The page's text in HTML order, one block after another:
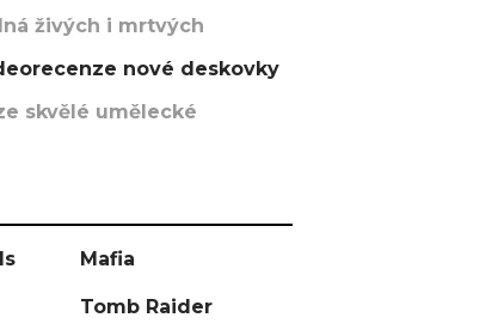
živých i mrtvých
nové deskovky
skvělé umělecké
Mafia
Tomb Raider